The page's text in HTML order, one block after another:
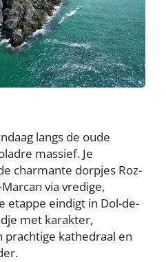
langs de oude
massief. Je
charmante dorpjes Roz-
via vredige,
etappe eindigt in Dol-de-
met karakter,
kathedraal en